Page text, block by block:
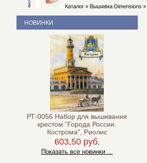
Каталог» Вышивка Dimensions »
НОВИНКИ
РТ-0056 Набор для вышивания
крестом "Города России.
Кострома", Риолис
603,50 руб.
Показать все новинки ...